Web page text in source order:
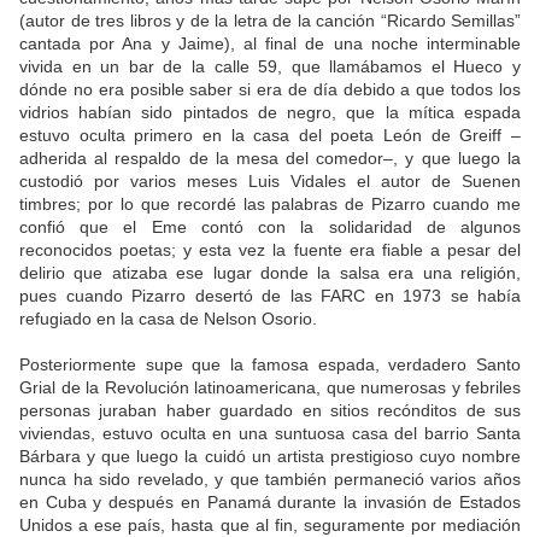
(autor de tres libros y de la letra de la canción “Ricardo Semillas”
cantada por Ana y Jaime), al final de una noche interminable
vivida en un bar de la calle 59, que llamábamos el Hueco y
dónde no era posible saber si era de día debido a que todos los
vidrios habían sido pintados de negro, que la mítica espada
estuvo oculta primero en la casa del poeta León de Greiff –
adherida al respaldo de la mesa del comedor–, y que luego la
custodió por varios meses Luis Vidales el autor de Suenen
timbres; por lo que recordé las palabras de Pizarro cuando me
confió que el Eme contó con la solidaridad de algunos
reconocidos poetas; y esta vez la fuente era fiable a pesar del
delirio que atizaba ese lugar donde la salsa era una religión,
pues cuando Pizarro desertó de las FARC en 1973 se había
refugiado en la casa de Nelson Osorio.
Posteriormente supe que la famosa espada, verdadero Santo
Grial de la Revolución latinoamericana, que numerosas y febriles
personas juraban haber guardado en sitios recónditos de sus
viviendas, estuvo oculta en una suntuosa casa del barrio Santa
Bárbara y que luego la cuidó un artista prestigioso cuyo nombre
nunca ha sido revelado, y que también permaneció varios años
en Cuba y después en Panamá durante la invasión de Estados
Unidos a ese país, hasta que al fin, seguramente por mediación